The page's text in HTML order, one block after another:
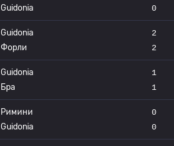
Guidonia
0
Guidonia
Форли
2
2
Guidonia
Бра
1
1
Римини
Guidonia
0
0